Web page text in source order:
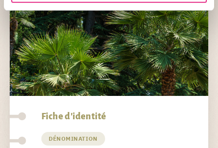
Fiche d'identité
DÉNOMINATION